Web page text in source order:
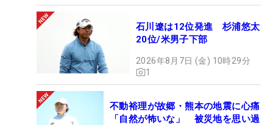
石川遼は12位発進 杉浦悠太
20位/米男子下部
2026年8月7日 (金) 10時29分
1
不動裕理が故郷・熊本の地震に心痛
「自然が怖いな」 被災地を思い過